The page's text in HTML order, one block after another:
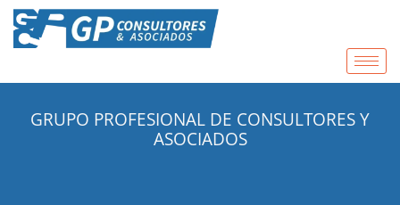
GRUPO PROFESIONAL DE CONSULTORES Y
ASOCIADOS